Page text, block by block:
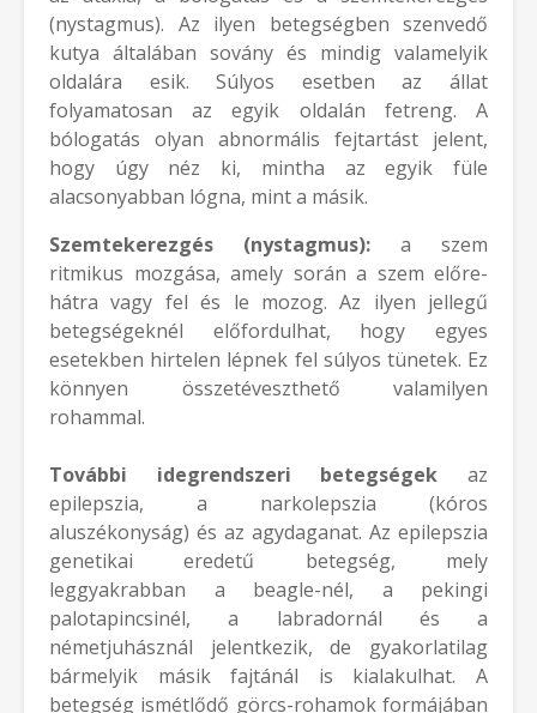
(nystagmus). Az ilyen betegségben szenvedő
kutya általában sovány és mindig valamelyik
oldalára esik. Súlyos esetben az állat
folyamatosan az egyik oldalán fetreng. A
bólogatás olyan abnormális fejtartást jelent,
hogy úgy néz ki, mintha az egyik füle
alacsonyabban lógna, mint a másik.
Szemtekerezgés (nystagmus): a szem
ritmikus mozgása, amely során a szem előre-
hátra vagy fel és le mozog. Az ilyen jellegű
betegségeknél előfordulhat, hogy egyes
esetekben hirtelen lépnek fel súlyos tünetek. Ez
könnyen összetéveszthető valamilyen
rohammal.
További idegrendszeri betegségek az
epilepszia, a narkolepszia (kóros
aluszékonyság) és az agydaganat. Az epilepszia
genetikai eredetű betegség, mely
leggyakrabban a beagle-nél, a pekingi
palotapincsinél, a labradornál és a
németjuhásznál jelentkezik, de gyakorlatilag
bármelyik másik fajtánál is kialakulhat. A
betegség ismétlődő görcs-rohamok formájában